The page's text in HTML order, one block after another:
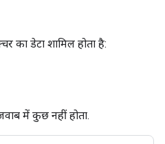
का डेटा शामिल होता है:
में कुछ नहीं होता.